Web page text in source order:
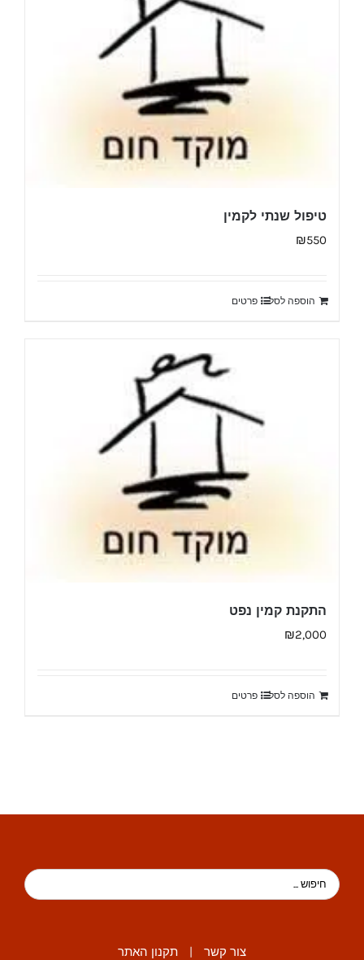
טיפול שנתי לקמין
₪550
הוספה לסל פרטים
התקנת קמין נפט
₪2,000
הוספה לסל פרטים
צור קשר | תקנון האתר